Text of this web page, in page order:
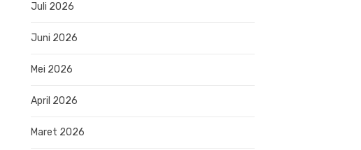
Juli 2026
Juni 2026
Mei 2026
April 2026
Maret 2026